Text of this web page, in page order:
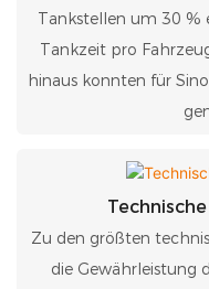
Tankstellen um 30
Tankzeit pro
hinaus konnten für
Zu den größten
die Gewährleistung